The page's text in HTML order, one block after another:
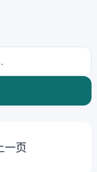
一页